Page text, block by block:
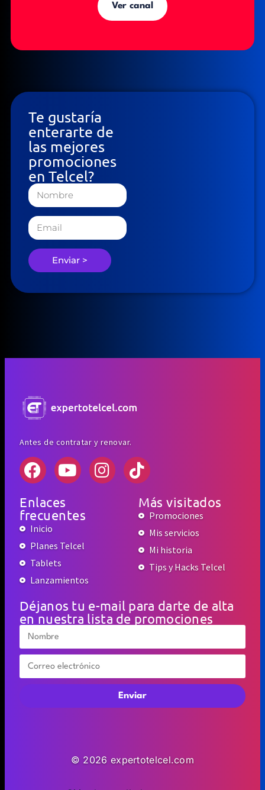
Ver canal
Te gustaría
enterarte de
las mejores
promociones
en Telcel?
Enviar >
Antes de contratar y renovar.
Enlaces
frecuentes
Inicio
Planes Telcel
Tablets
Lanzamientos
Más visitados
Promociones
Mis servicios
Mi historia
Tips y Hacks Telcel
Déjanos tu e-mail para darte de alta
en nuestra lista de promociones
Enviar
© 2026 expertotelcel.com